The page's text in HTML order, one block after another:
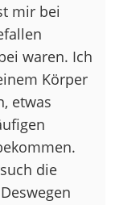
mir bei
waren. Ich
Körper
etwas
die